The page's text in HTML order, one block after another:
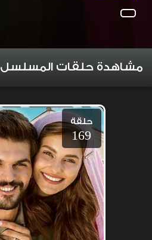
مشاهدة حلقات المسلسل
حلقة
169